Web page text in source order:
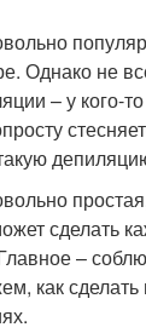
Однако не
– у кого-
сделать
–
как